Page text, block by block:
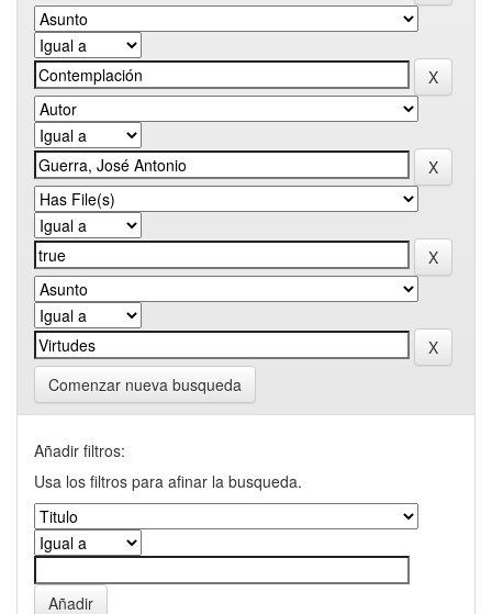
Comenzar nueva busqueda
Añadir filtros:
Usa los filtros para afinar la busqueda.